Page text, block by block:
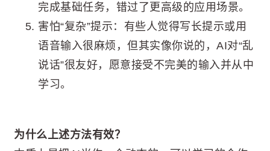
完成基础任务，错过了更高级的应用场景。
害怕“复杂”提示：有些人觉得写长提示或用
语音输入很麻烦，但其实像你说的，AI对“乱
说话”很友好，愿意接受不完美的输入并从中
学习。
为什么上述方法有效？